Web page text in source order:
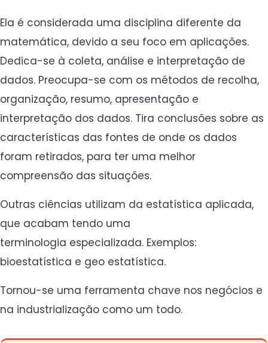
Ela é considerada uma disciplina diferente da
matemática, devido a seu foco em aplicações.
Dedica-se à coleta, análise e interpretação de
dados. Preocupa-se com os métodos de recolha,
organização, resumo, apresentação e
interpretação dos dados. Tira conclusões sobre as
características das fontes de onde os dados
foram retirados, para ter uma melhor
compreensão das situações.
Outras ciências utilizam da estatística aplicada,
que acabam tendo uma
terminologia especializada. Exemplos:
bioestatística e geo estatística.
Tornou-se uma ferramenta chave nos negócios e
na industrialização como um todo.